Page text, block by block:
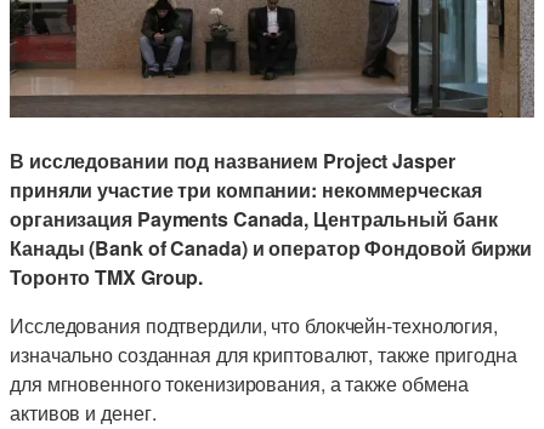
В исследовании под названием Project Jasper
приняли участие три компании: некоммерческая
организация Payments Canada, Центральный банк
Канады (Bank of Canada) и оператор Фондовой биржи
Торонто TMX Group.
Исследования подтвердили, что блокчейн-технология,
изначально созданная для криптовалют, также пригодна
для мгновенного токенизирования, а также обмена
активов и денег.